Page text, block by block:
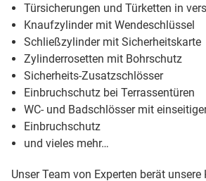
Türsicherungen und Türketten in
Knaufzylinder mit Wendeschlüssel
Schließzylinder mit Sicherheitskarte
Zylinderrosetten mit Bohrschutz
Sicherheits-Zusatzschlösser
Einbruchschutz bei Terrassentüren
WC- und Badschlösser mit
Einbruchschutz
und vieles mehr…
Unser Team von Experten berät unsere